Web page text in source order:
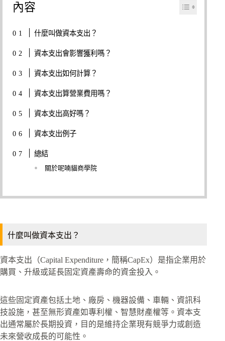
內容
什麼叫做資本支出？
資本支出會影響獲利嗎？
資本支出如何計算？
資本支出算營業費用嗎？
資本支出高好嗎？
資本支出例子
總結
關於呢喃貓商學院
什麼叫做資本支出？
資本支出（Capital Expenditure，簡稱CapEx）是指企業用於
購買、升級或延長固定資產壽命的資金投入。
這些固定資產包括土地、廠房、機器設備、車輛、資訊科
技設施，甚至無形資產如專利權、智慧財產權等。資本支
出通常屬於長期投資，目的是維持企業現有競爭力或創造
未來營收成長的可能性。